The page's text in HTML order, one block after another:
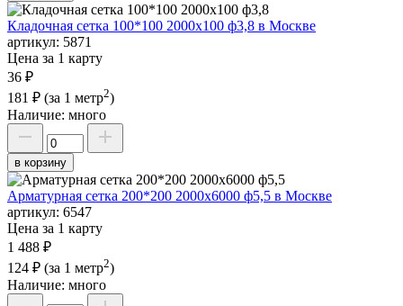
Кладочная сетка 100*100 2000х100 ф3,8 в Москве
артикул: 5871
Цена за 1 карту
36 ₽
181 ₽ (за 1 метр2)
Наличие: много
в корзину
Арматурная сетка 200*200 2000х6000 ф5,5 в Москве
артикул: 6547
Цена за 1 карту
1 488 ₽
124 ₽ (за 1 метр2)
Наличие: много